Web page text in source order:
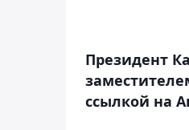
Президент
ссылкой на